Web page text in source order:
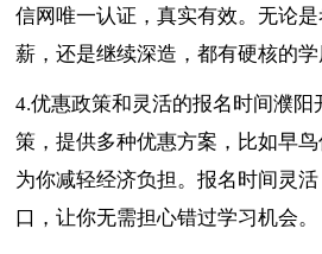
信网唯一认证，真实有效。无论
薪，还是继续深造，都有硬核的学
4.优惠政策和灵活的报名时间濮阳
策，提供多种优惠方案，比如早鸟
为你减轻经济负担。报名时间灵
口，让你无需担心错过学习机会。